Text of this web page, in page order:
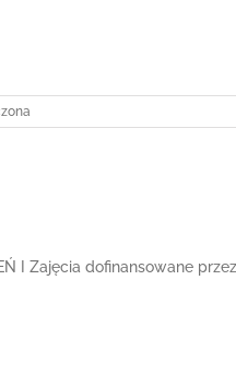
I Zajęcia dofinansowane